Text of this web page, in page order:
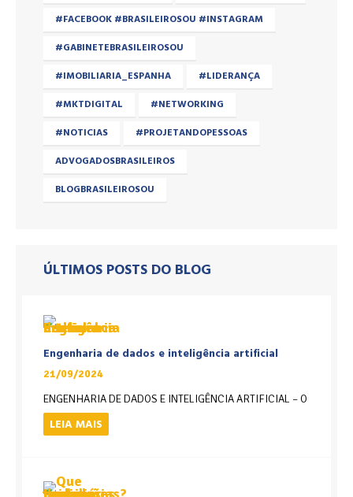
#FACEBOOK #BRASILEIROSOU #INSTAGRAM
#GABINETEBRASILEIROSOU
#IMOBILIARIA_ESPANHA
#LIDERANÇA
#MKTDIGITAL
#NETWORKING
#NOTICIAS
#PROJETANDOPESSOAS
ADVOGADOSBRASILEIROS
BLOGBRASILEIROSOU
ÚLTIMOS POSTS DO BLOG
Engenharia de dados e inteligência artificial
21/09/2024
ENGENHARIA DE DADOS E INTELIGÊNCIA ARTIFICIAL – O
LEIA MAIS